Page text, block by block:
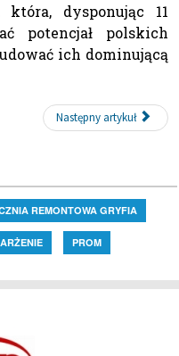
która, dysponując 11
potencjał polskich
ich dominującą
Następny artykuł
REMONTOWA GRYFIA
PROM